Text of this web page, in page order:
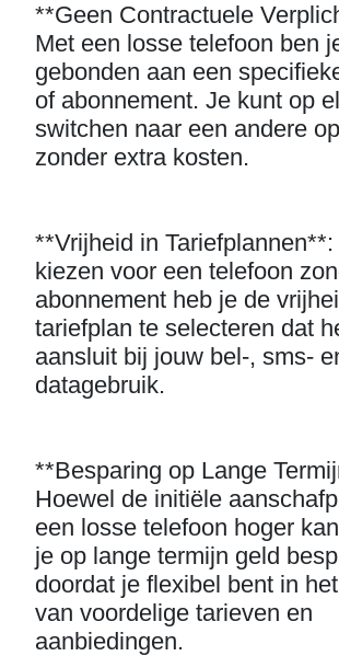
**Geen Contractuele
Met een losse telefoon ben
gebonden aan een
of abonnement. Je kunt op
switchen naar een andere
zonder extra kosten.
**Vrijheid in
kiezen voor een telefoon
abonnement heb je de
tariefplan te selecteren dat
aansluit bij jouw bel-, sms-
datagebruik.
**Besparing op Lange
Hoewel de initiële
een losse telefoon hoger
je op lange termijn geld
doordat je flexibel bent in
van voordelige tarieven en
aanbiedingen.